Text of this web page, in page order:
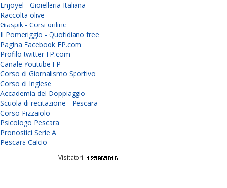
Enjoyel - Gioielleria Italiana
Raccolta olive
Giaspik - Corsi online
Il Pomeriggio - Quotidiano free
Pagina Facebook FP.com
Profilo twitter FP.com
Canale Youtube FP
Corso di Giornalismo Sportivo
Corso di Inglese
Accademia del Doppiaggio
Scuola di recitazione - Pescara
Corso Pizzaiolo
Psicologo Pescara
Pronostici Serie A
Pescara Calcio
Visitatori: